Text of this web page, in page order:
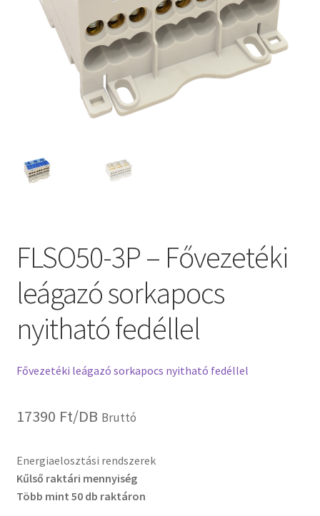
FLSO50-3P – Fővezetéki
leágazó sorkapocs
nyitható fedéllel
Fővezetéki leágazó sorkapocs nyitható fedéllel
17390 Ft/DB Bruttó
Energiaelosztási rendszerek
Kűlső raktári mennyiség
Több mint 50 db raktáron